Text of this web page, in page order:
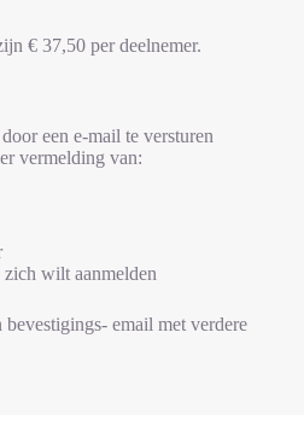
€ 37,50 per deelnemer.
een e-mail te versturen
vermelding van:
wilt aanmelden
email met verdere